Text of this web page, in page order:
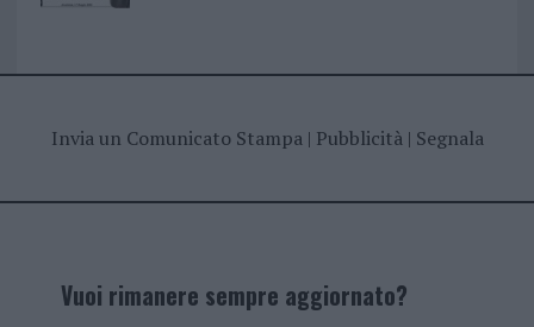
Invia un Comunicato Stampa| Pubblicità| Segnala
Vuoi rimanere sempre aggiornato?